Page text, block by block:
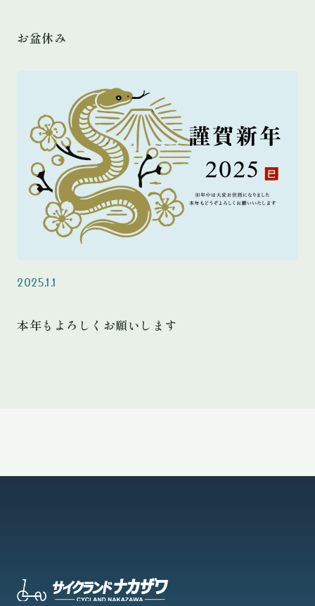
お盆休み
2025.1.1
本年もよろしくお願いします